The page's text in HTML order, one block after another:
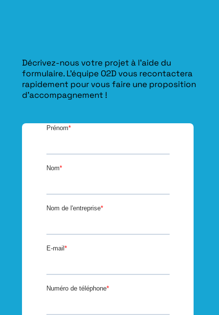
Décrivez-nous votre projet à l’aide du
formulaire. L'équipe O2D vous recontactera
rapidement pour vous faire une proposition
d’accompagnement !